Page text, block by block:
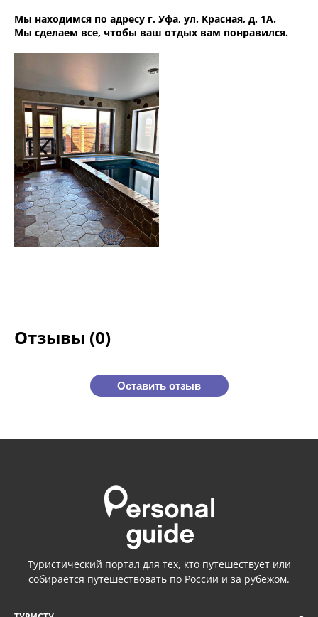
Мы находимся по адресу г. Уфа, ул. Красная, д. 1А.
Мы сделаем все, чтобы ваш отдых вам понравился.
Отзывы (0)
Оставить отзыв
Туристический портал для тех, кто путешествует или
собирается путешествовать по России и за рубежом.